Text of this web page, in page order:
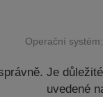
Operační systém:
Je
uvedené